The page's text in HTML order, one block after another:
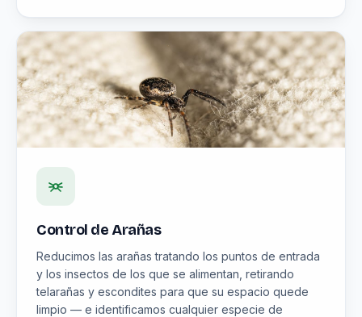
Control de Arañas
Reducimos las arañas tratando los puntos de entrada
y los insectos de los que se alimentan, retirando
telarañas y escondites para que su espacio quede
limpio — e identificamos cualquier especie de